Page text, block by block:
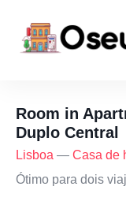
Room in
Duplo Central
Lisboa — Casa de
Ótimo para dois